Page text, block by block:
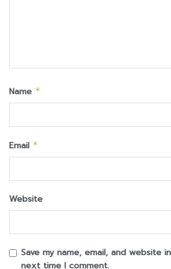
Name *
Email *
Website
Save my name, email, and website
next time I comment.